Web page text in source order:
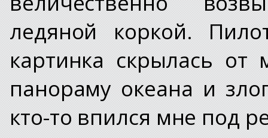
ледяной коркой.
картинка скрылась
панораму океана и
кто-то впился мне под